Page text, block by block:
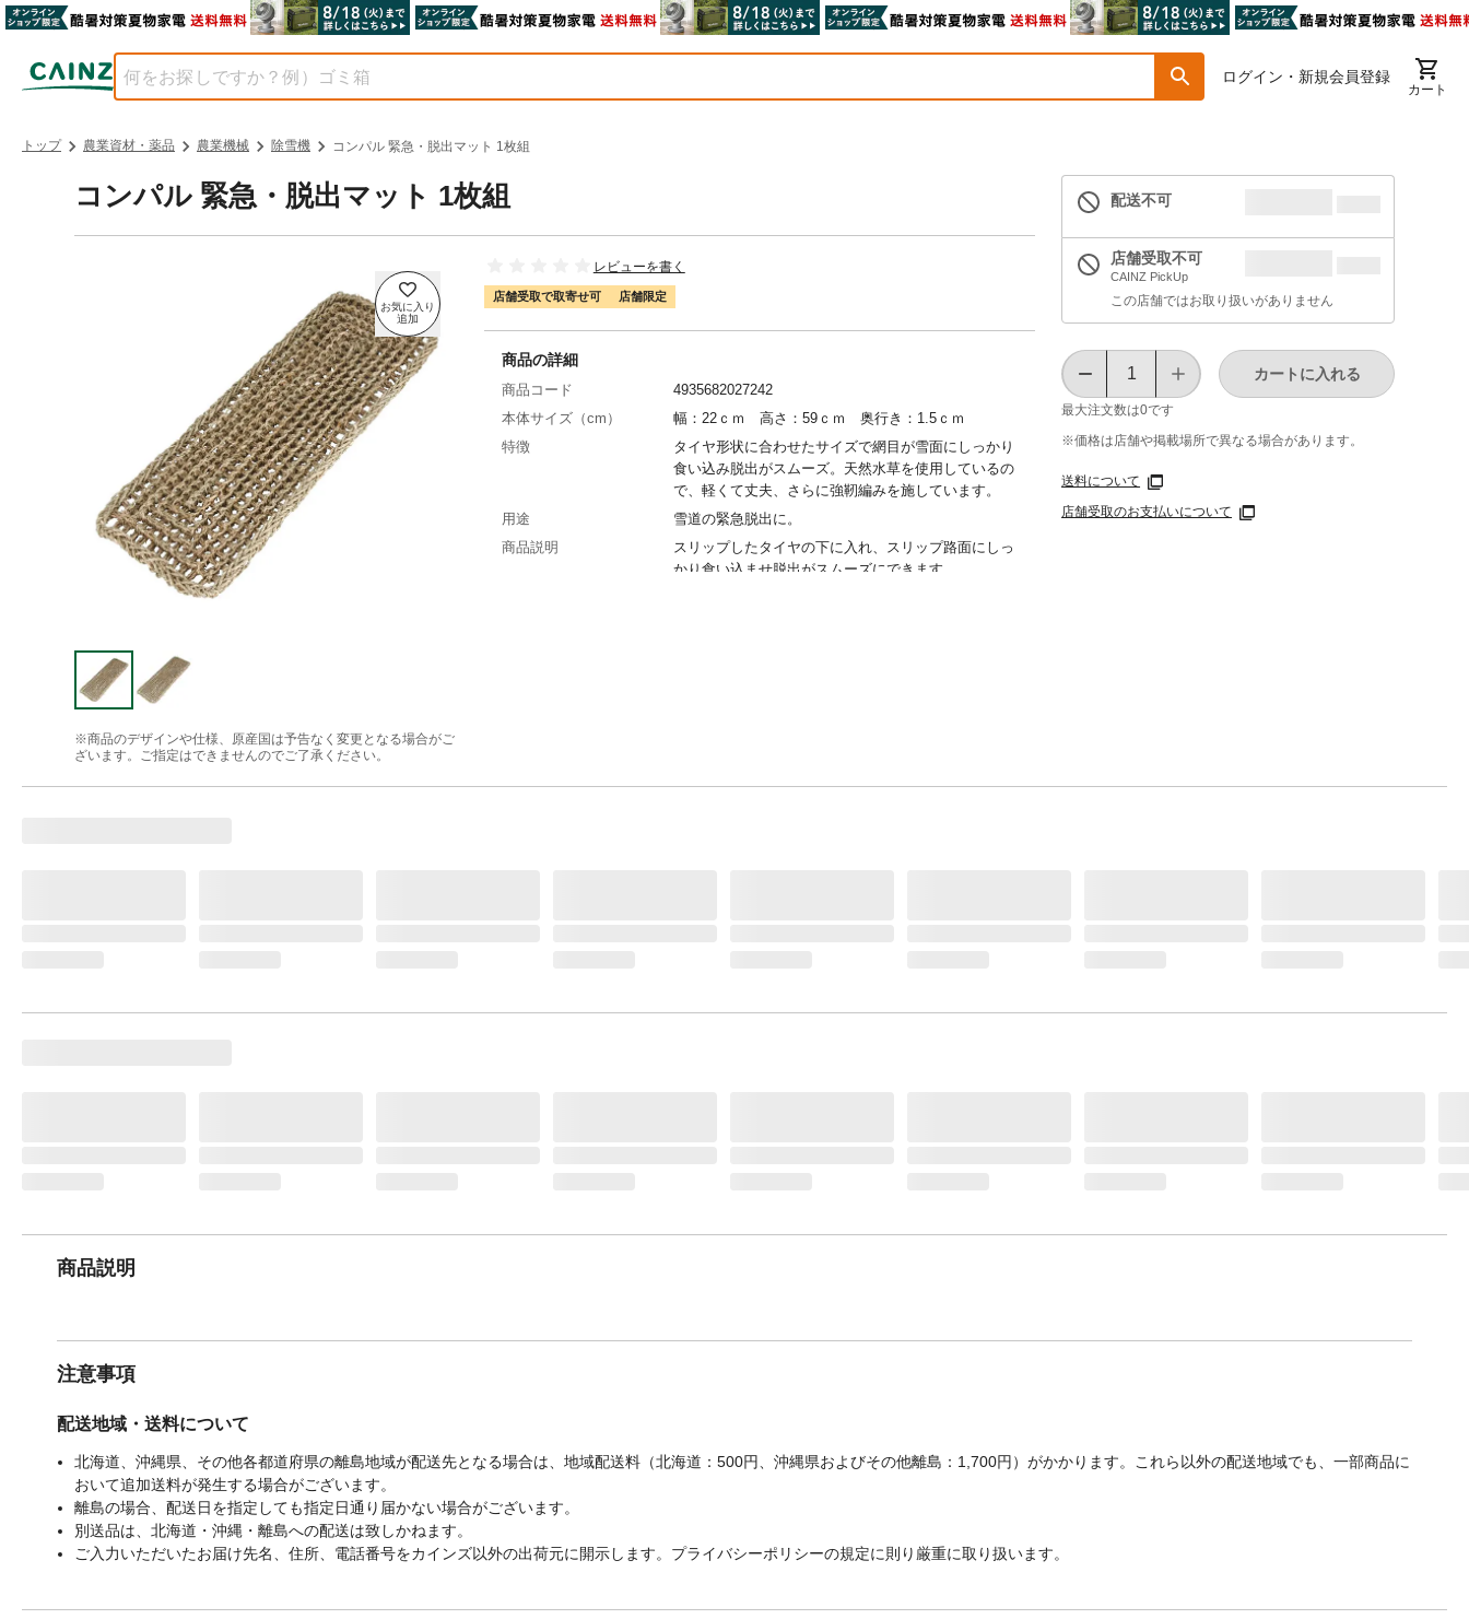
ログイン・新規会員登録
カート
トップ 農業資材・薬品 農業機械 除雪機 コンパル 緊急・脱出マット 1枚組
コンパル 緊急・脱出マット 1枚組
※商品のデザインや仕様、原産国は予告なく変更となる場合がご
ざいます。ご指定はできませんのでご了承ください。
レビューを書く
店舗受取で取寄せ可 店舗限定
配送不可
店舗受取不可
CAINZ PickUp
この店舗ではお取り扱いがありません
最大注文数は0です
カートに入れる
※価格は​店舗や​掲載場所で​異なる​場合が​あります。
送料について
店舗受取のお支払いについて
商品の詳細
商品コード
4935682027242
本体サイズ（cm）
幅：22ｃｍ 高さ：59ｃｍ 奥行き：1.5ｃｍ
特徴
タイヤ形状に合わせたサイズで網目が雪面にしっかり
食い込み脱出がスムーズ。天然水草を使用しているの
で、軽くて丈夫、さらに強靭編みを施しています。
用途
雪道の緊急脱出に。
商品説明
スリップしたタイヤの下に入れ、スリップ路面にしっ
かり食い込ませ脱出がスムーズにできます。
商品説明
注意事項
配送地域・送料について
北海道、沖縄県、その他各都道府県の離島地域が配送先となる場合は、地域配送料（北海道：500円、沖縄県およびその他離島：1,700円）がかかります。これら以外の配送地域でも、一部商品に
おいて追加送料が発生する場合がございます。
離島の場合、配送日を指定しても指定日通り届かない場合がございます。
別送品は、北海道・沖縄・離島への配送は致しかねます。
ご入力いただいたお届け先名、住所、電話番号をカインズ以外の出荷元に開示します。プライバシーポリシーの規定に則り厳重に取り扱います。